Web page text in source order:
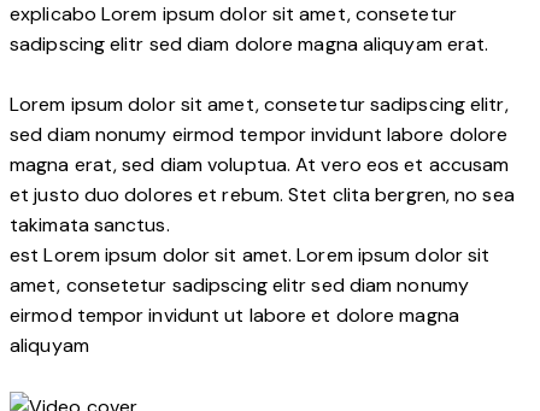
explicabo Lorem ipsum dolor sit amet, consetetur
sadipscing elitr sed diam dolore magna aliquyam erat.
Lorem ipsum dolor sit amet, consetetur sadipscing elitr,
sed diam nonumy eirmod tempor invidunt labore dolore
magna erat, sed diam voluptua. At vero eos et accusam
et justo duo dolores et rebum. Stet clita bergren, no sea
takimata sanctus.
est Lorem ipsum dolor sit amet. Lorem ipsum dolor sit
amet, consetetur sadipscing elitr sed diam nonumy
eirmod tempor invidunt ut labore et dolore magna
aliquyam